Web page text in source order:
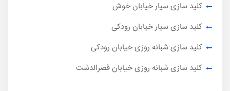
کلید سازی سیار خیابان خوش
کلید سازی سیار خیابان رودکی
کلید سازی شبانه روزی خیابان رودکی
کلید سازی شبانه روزی خیابان قصرالدشت